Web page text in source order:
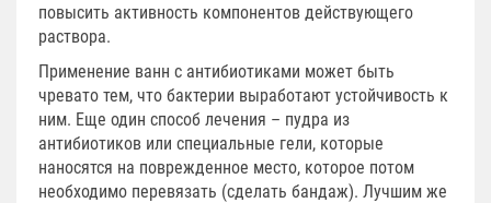
повысить активность компонентов действующего
раствора.
Применение ванн с антибиотиками может быть
чревато тем, что бактерии выработают устойчивость к
ним. Еще один способ лечения – пудра из
антибиотиков или специальные гели, которые
наносятся на поврежденное место, которое потом
необходимо перевязать (сделать бандаж). Лучшим же